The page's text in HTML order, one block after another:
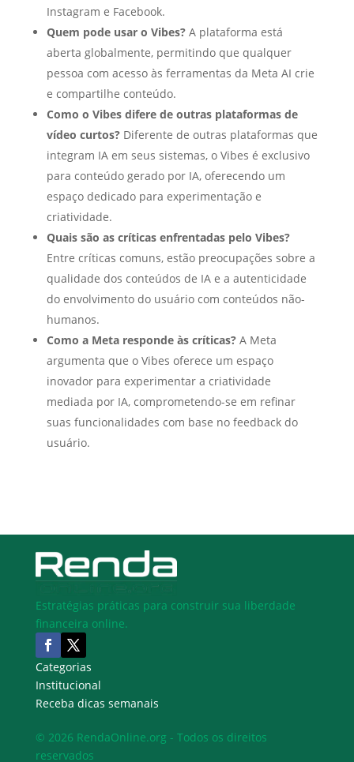
Instagram e Facebook.
Quem pode usar o Vibes?A plataforma está
aberta globalmente, permitindo que qualquer
pessoa com acesso às ferramentas da Meta AI crie
e compartilhe conteúdo.
Como o Vibes difere de outras plataformas de
vídeo curtos?Diferente de outras plataformas que
integram IA em seus sistemas, o Vibes é exclusivo
para conteúdo gerado por IA, oferecendo um
espaço dedicado para experimentação e
criatividade.
Quais são as críticas enfrentadas pelo Vibes?
Entre críticas comuns, estão preocupações sobre a
qualidade dos conteúdos de IA e a autenticidade
do envolvimento do usuário com conteúdos não-
humanos.
Como a Meta responde às críticas?A Meta
argumenta que o Vibes oferece um espaço
inovador para experimentar a criatividade
mediada por IA, comprometendo-se em refinar
suas funcionalidades com base no feedback do
usuário.
Estratégias práticas para construir sua liberdade
financeira online.
Categorias
Institucional
Receba dicas semanais
© 2026 RendaOnline.org - Todos os direitos
reservados